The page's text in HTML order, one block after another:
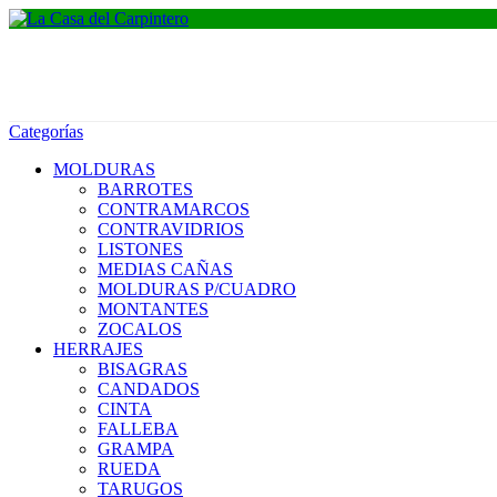
Categorías
MOLDURAS
BARROTES
CONTRAMARCOS
CONTRAVIDRIOS
LISTONES
MEDIAS CAÑAS
MOLDURAS P/CUADRO
MONTANTES
ZOCALOS
HERRAJES
BISAGRAS
CANDADOS
CINTA
FALLEBA
GRAMPA
RUEDA
TARUGOS